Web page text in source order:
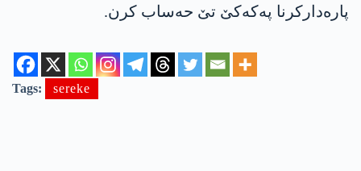
پاره‌داركرنا په‌كه‌كێ تێ حه‌ساب كرن.
Tags: sereke